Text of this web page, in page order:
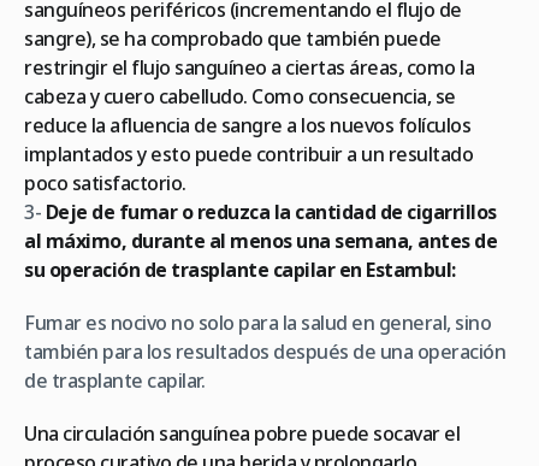
sanguíneos periféricos (incrementando el flujo de
sangre), se ha comprobado que también puede
restringir el flujo sanguíneo a ciertas áreas, como la
cabeza y cuero cabelludo. Como consecuencia, se
reduce la afluencia de sangre a los nuevos folículos
implantados y esto puede contribuir a un resultado
poco satisfactorio.
3- Deje de fumar o reduzca la cantidad de cigarrillos
al máximo, durante al menos una semana, antes de
su operación de trasplante capilar en Estambul:
Fumar es nocivo no solo para la salud en general, sino
también para los resultados después de una operación
de trasplante capilar.
Una circulación sanguínea pobre puede socavar el